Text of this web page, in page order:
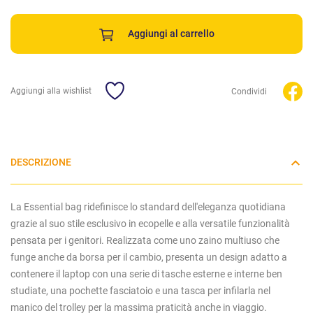
Aggiungi al carrello
Aggiungi alla wishlist Condividi
DESCRIZIONE
La Essential bag ridefinisce lo standard dell'eleganza quotidiana
grazie al suo stile esclusivo in ecopelle e alla versatile funzionalità
pensata per i genitori. Realizzata come uno zaino multiuso che
funge anche da borsa per il cambio, presenta un design adatto a
contenere il laptop con una serie di tasche esterne e interne ben
studiate, una pochette fasciatoio e una tasca per infilarla nel
manico del trolley per la massima praticità anche in viaggio.